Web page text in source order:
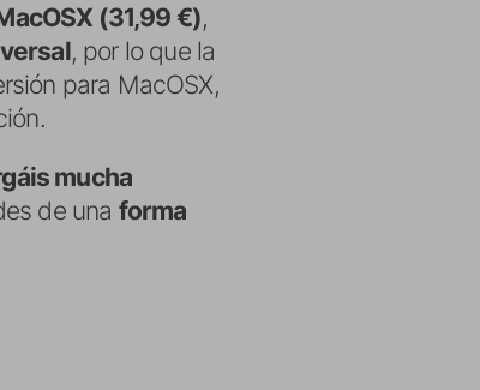
(31,99 €),
, por lo que la
para MacOSX,
mucha
de una forma